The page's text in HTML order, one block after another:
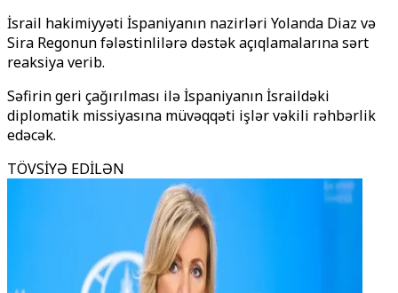
İsrail hakimiyyəti İspaniyanın nazirləri Yolanda Diaz və
Sira Regonun fələstinlilərə dəstək açıqlamalarına sərt
reaksiya verib.
Səfirin geri çağırılması ilə İspaniyanın İsraildəki
diplomatik missiyasına müvəqqəti işlər vəkili rəhbərlik
edəcək.
TÖVSİYƏ EDİLƏN